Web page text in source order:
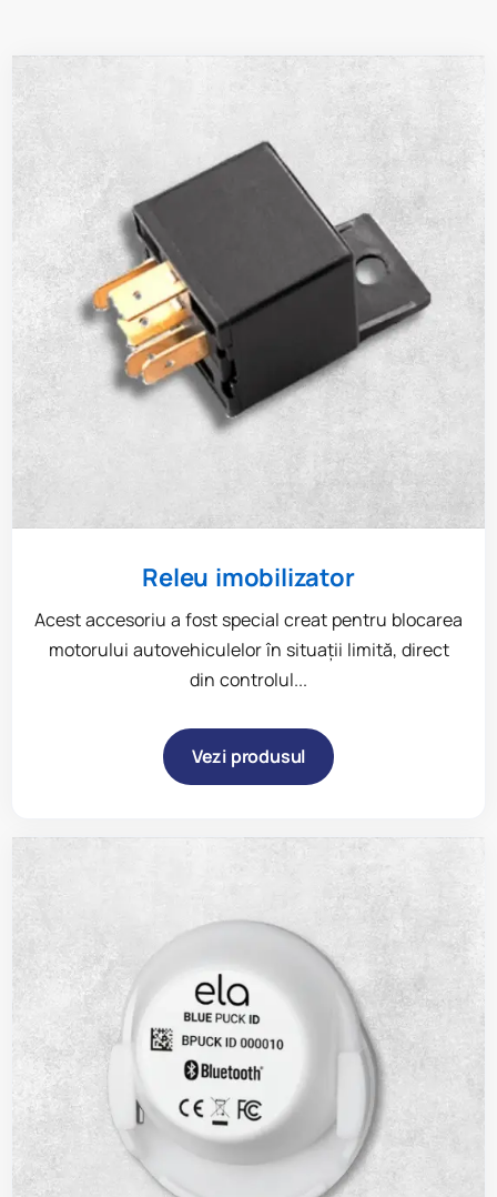
Releu imobilizator
Acest accesoriu a fost special creat pentru blocarea
motorului autovehiculelor în situații limită, direct
din controlul...
Vezi produsul